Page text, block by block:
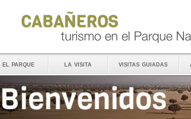
el parque la visita visitas guiadas